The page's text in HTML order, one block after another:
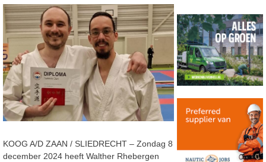
KOOG A/D ZAAN / SLIEDRECHT – Zondag 8
december 2024 heeft Walther Rhebergen